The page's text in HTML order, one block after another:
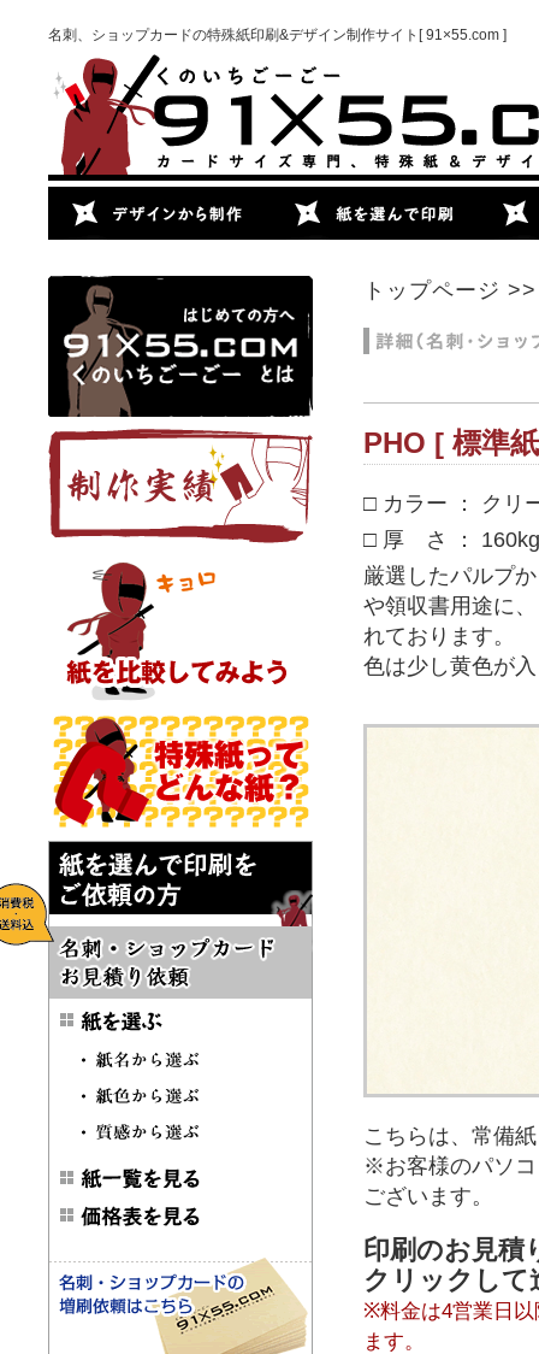
名刺、ショップカードの特殊紙印刷&デザイン制作サイト[ 91×55.com ]
トップページ
PHO [ 標準
□ カラー ： クリ
□ 厚 さ ： 160kg
厳選したパルプ
や領収書用途に
れております。
色は少し黄色が
こちらは、常備
※お客様のパソコ
ございます。
印刷のお見積
クリックして
※料金は4営業日
ます。